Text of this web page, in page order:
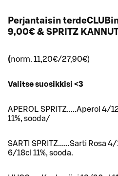
Perjantaisin
9,00€ & SPRITZ
(norm. 11,20€/27,90€)
Valitse suosikkisi <3
APEROL SPRITZ.....Aperol 4/
11%, sooda/
SARTI SPRITZ......Sarti Rosa
6/18cl 11%, sooda.